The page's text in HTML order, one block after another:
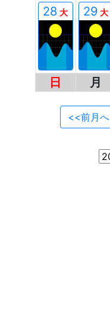
28 大 29 大
日 月
<<前月へ